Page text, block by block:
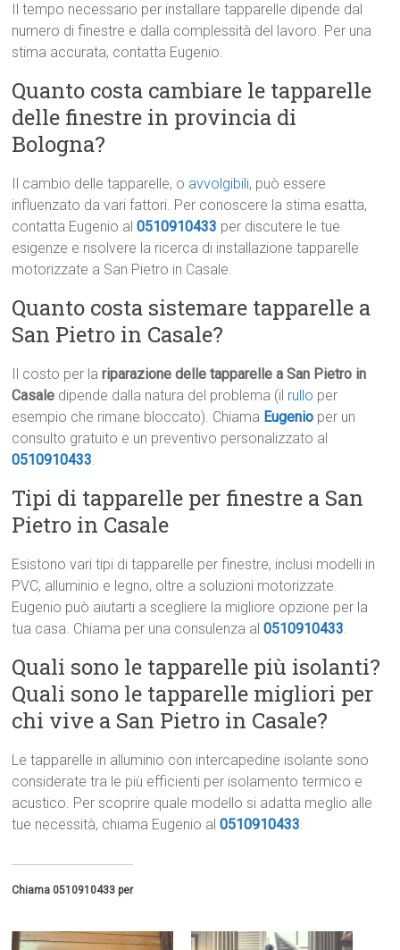
Il tempo necessario per installare tapparelle dipende dal
numero di finestre e dalla complessità del lavoro. Per una
stima accurata, contatta Eugenio.
Quanto costa cambiare le tapparelle
delle finestre in provincia di
Bologna?
Il cambio delle tapparelle, o avvolgibili, può essere
influenzato da vari fattori. Per conoscere la stima esatta,
contatta Eugenio al0510910433 per discutere le tue
esigenze e risolvere la ricerca di installazione tapparelle
motorizzate a San Pietro in Casale.
Quanto costa sistemare tapparelle a
San Pietro in Casale?
Il costo per lariparazione delle tapparelle a San Pietro in
Casale dipende dalla natura del problema (il rullo per
esempio che rimane bloccato). Chiama Eugenio per un
consulto gratuito e un preventivo personalizzato al
0510910433.
Tipi di tapparelle per finestre a San
Pietro in Casale
Esistono vari tipi di tapparelle per finestre, inclusi modelli in
PVC, alluminio e legno, oltre a soluzioni motorizzate.
Eugenio può aiutarti a scegliere la migliore opzione per la
tua casa. Chiama per una consulenza al0510910433.
Quali sono le tapparelle più isolanti?
Quali sono le tapparelle migliori per
chi vive a San Pietro in Casale?
Le tapparelle in alluminio con intercapedine isolante sono
considerate tra le più efficienti per isolamento termico e
acustico. Per scoprire quale modello si adatta meglio alle
tue necessità, chiama Eugenio al0510910433.
Chiama 0510910433 per